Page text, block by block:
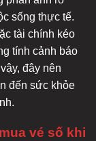
sống thực tế.
tài chính kéo
tính cảnh báo
đây nên
đến sức khỏe
vé số khi